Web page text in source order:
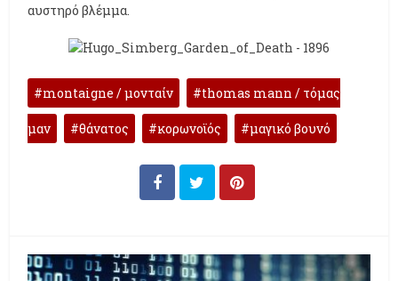
αυστηρό βλέμμα.
montaigne / μονταίν thomas mann / τόμας
μαν θάνατος κορωνοϊός μαγικό βουνό